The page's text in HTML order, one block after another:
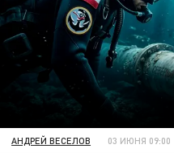
АНДРЕЙ ВЕСЕЛОВ 03 ИЮНЯ 09:00